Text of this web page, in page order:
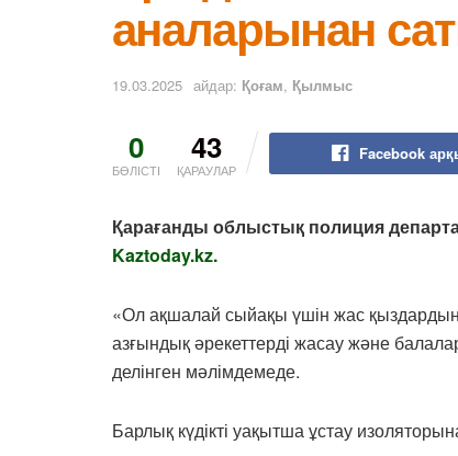
аналарынан
19.03.2025 айдар: Қоғам, Қылмыс
0
БӨЛІСТІ
43
ҚАРАУЛАР
Facebook
Қарағанды облыстық полиция
Kaztoday.kz.
«Ол ақшалай сыйақы үшін жас
азғындық әрекеттерді жасау және
делінген мәлімдемеде.
Барлық күдікті уақытша ұстау